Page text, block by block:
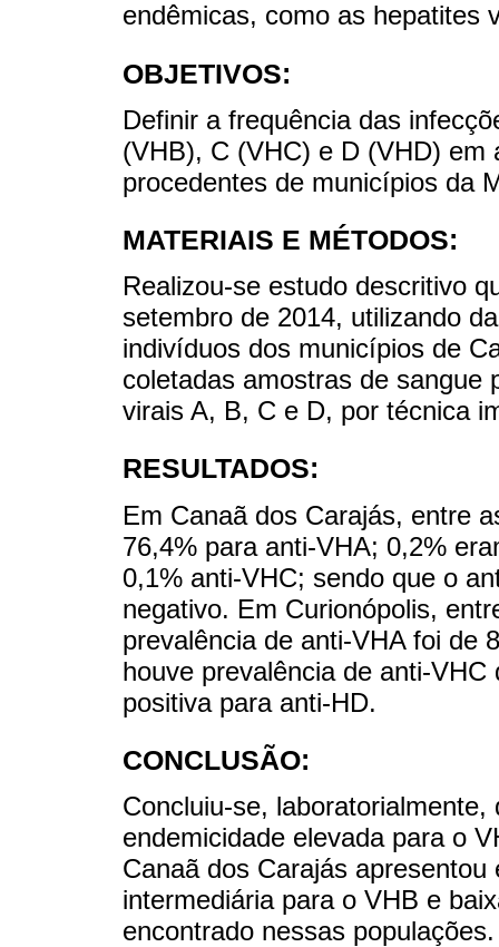
endêmicas, como as hepatites
OBJETIVOS:
Definir a frequência das
(VHB), C (VHC) e D (VHD)
procedentes de municípios da
MATERIAIS E MÉTODOS:
Realizou-se estudo descritivo
setembro de 2014, utilizando
indivíduos dos municípios de
coletadas amostras de sangue
virais A, B, C e D, por técnica
RESULTADOS:
Em Canaã dos Carajás, entre
76,4% para anti-VHA; 0,2%
0,1% anti-VHC; sendo que o
negativo. Em Curionópolis,
prevalência de anti-VHA foi de
houve prevalência de anti-
positiva para anti-HD.
CONCLUSÃO:
Concluiu-se,
endemicidade elevada para o
Canaã dos Carajás
intermediária para o VHB e
encontrado nessas populações.